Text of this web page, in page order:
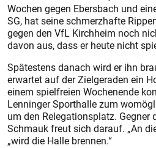
Wochen gegen Ebersbach und
SG, hat seine schmerzhafte
gegen den VfL Kirchheim noch
davon aus, dass er heute nicht
Spätestens danach wird er ihn
erwartet auf der Zielgeraden ein
einem spielfreien Wochenende
Lenninger Sporthalle zum
um den Relegationsplatz. Gegner
Schmauk freut sich darauf. „An
„wird die Halle brennen.“